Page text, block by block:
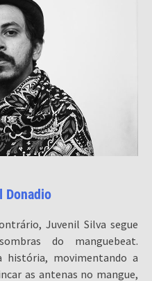
Donadio
Juvenil Silva segue
do manguebeat.
história, movimentando a
as antenas no mangue,